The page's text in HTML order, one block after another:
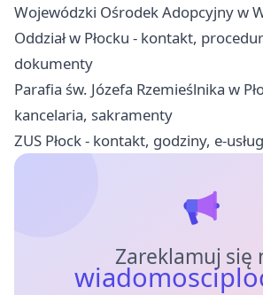
Wojewódzki Ośrodek Adopcyjny w
Oddział w Płocku - kontakt,
dokumenty
Parafia św. Józefa Rzemieślnika w
kancelaria, sakramenty
ZUS Płock - kontakt, godziny, e-
Zareklamuj się